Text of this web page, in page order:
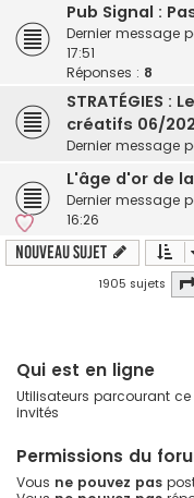
Pub Signal :
Dernier message
17:51
Réponses : 8
STRATÉGIES
créatifs 06/
Dernier message
L'âge d'or de
Dernier message
16:26
Nouveau sujet
1905 sujets
Qui est en ligne
Utilisateurs parcourant
invités
Permissions du
Vous ne pouvez pas